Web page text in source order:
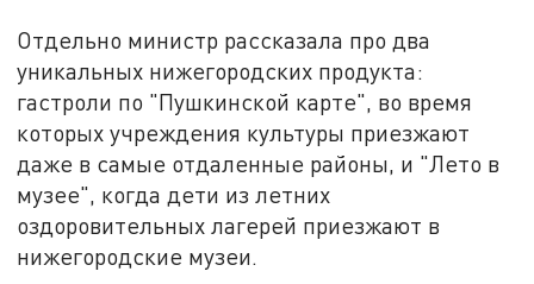
Отдельно министр рассказала про два
уникальных нижегородских продукта:
гастроли по "Пушкинской карте", во время
которых учреждения культуры приезжают
даже в самые отдаленные районы, и "Лето в
музее", когда дети из летних
оздоровительных лагерей приезжают в
нижегородские музеи.